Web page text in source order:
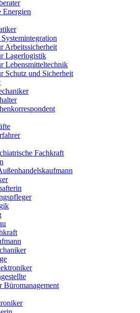
Energien
Arbeitssicherheit
Lagerlogistik
Lebensmitteltechnik
Schutz und Sicherheit
Fachkraft
Büromanagement